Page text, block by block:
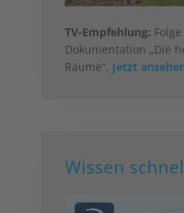
TV-Empfehlung:
Dokumentation „Die
Räume“. Jetzt
Wissen